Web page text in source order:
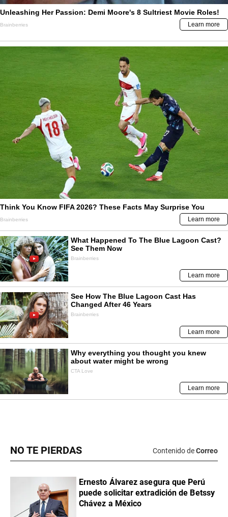
NO TE PIERDAS Contenido deCorreo
Ernesto Álvarez asegura que Perú
puede solicitar extradición de Betssy
Chávez a México